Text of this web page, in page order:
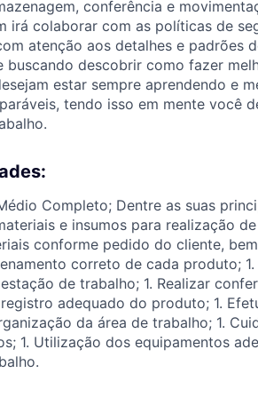
conferência e
irá colaborar com as políticas de
atenção aos detalhes e padrões
buscando descobrir como fazer
estar sempre aprendendo e
tendo isso em mente você
Completo; Dentre as suas
e insumos para realização
conforme pedido do cliente,
correto de cada produto;
de trabalho; 1. Realizar
adequado do produto; 1.
da área de trabalho; 1.
1. Utilização dos equipamentos